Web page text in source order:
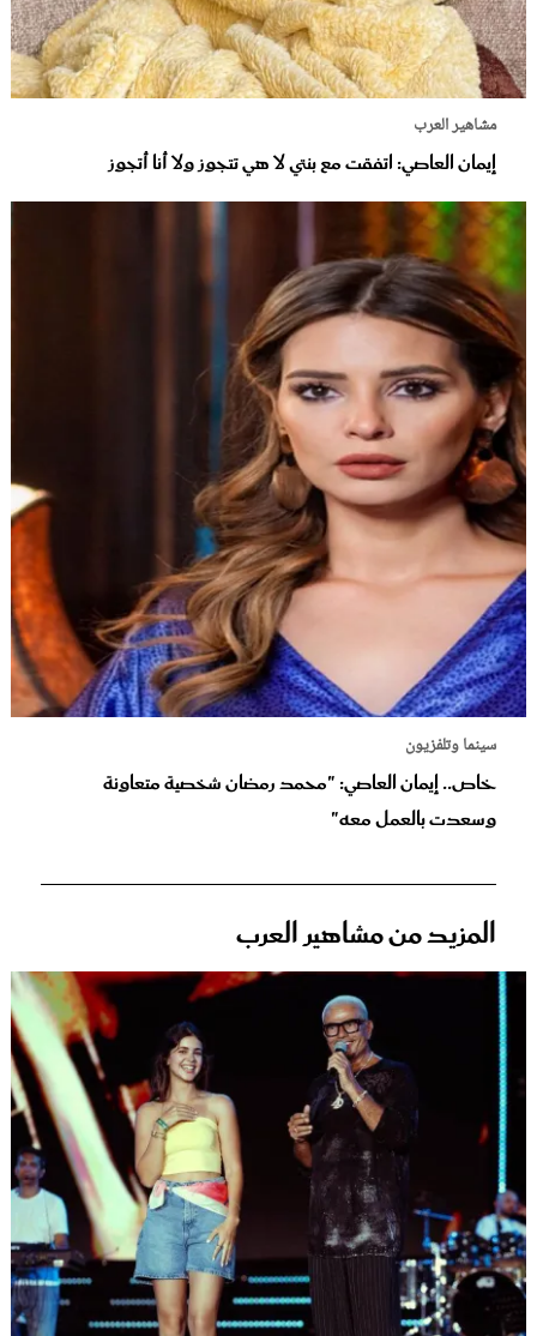
مشاهير العرب
إيمان العاصي: اتفقت مع بنتي لا هي تتجوز ولا أنا أتجوز
سينما وتلفزيون
خاص.. إيمان العاصي: "محمد رمضان شخصية متعاونة
وسعدت بالعمل معه"
المزيد من مشاهير العرب